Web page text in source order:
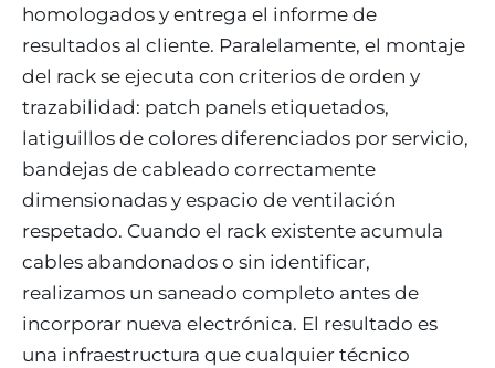
homologados y entrega el informe de
resultados al cliente. Paralelamente, el montaje
del rack se ejecuta con criterios de orden y
trazabilidad: patch panels etiquetados,
latiguillos de colores diferenciados por servicio,
bandejas de cableado correctamente
dimensionadas y espacio de ventilación
respetado. Cuando el rack existente acumula
cables abandonados o sin identificar,
realizamos un saneado completo antes de
incorporar nueva electrónica. El resultado es
una infraestructura que cualquier técnico